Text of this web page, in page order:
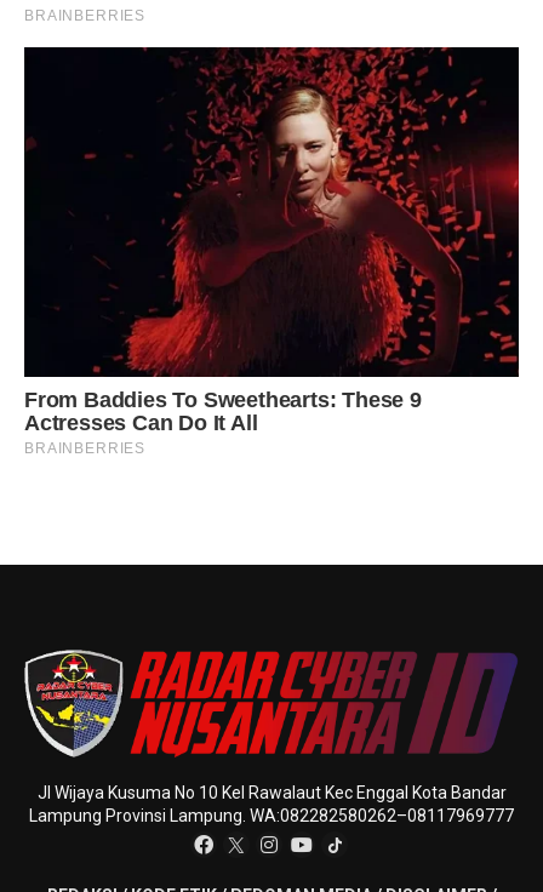
Jl Wijaya Kusuma No 10 Kel Rawalaut Kec Enggal Kota Bandar
Lampung Provinsi Lampung. WA:082282580262–08117969777